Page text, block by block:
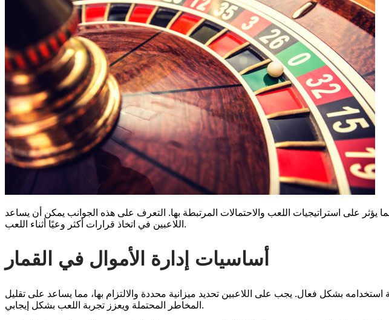
يؤثر على استراتيجيات اللعب والاحتمالات المرتبطة بها. التعرف على هذه الجوانب يمكن أن يساعد
اللاعبين في اتخاذ قرارات أكثر وعيًا أثناء اللعب.
أساسيات إدارة الأموال في القمار
بشكل فعال. يجب على اللاعبين تحديد ميزانية محددة والالتزام بها، مما يساعد على تقليل
المخاطر المحتملة ويعزز تجربة اللعب بشكل إيجابي.